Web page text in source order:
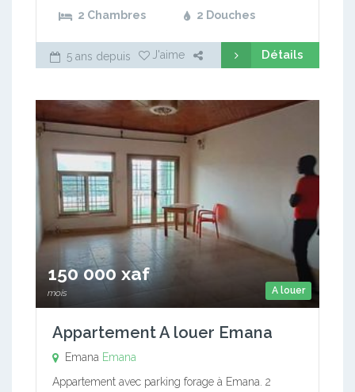
2 Chambres 2 Douches
5 ans depuis J'aime Détails
A louer
150 000 xaf
mois
Appartement A louer Emana
Emana Emana
Appartement avec parking forage à Emana. 2